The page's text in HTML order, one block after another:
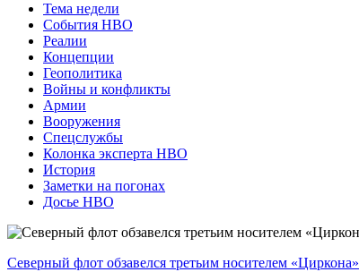
Тема недели
События НВО
Реалии
Концепции
Геополитика
Войны и конфликты
Армии
Вооружения
Спецслужбы
Колонка эксперта НВО
История
Заметки на погонах
Досье НВО
Северный флот обзавелся третьим носителем «Циркона»